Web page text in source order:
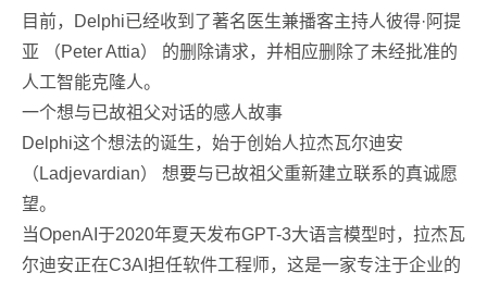
目前，Delphi已经收到了著名医生兼播客主持人彼得·阿提
亚 （Peter Attia） 的删除请求，并相应删除了未经批准的
人工智能克隆人。
一个想与已故祖父对话的感人故事
Delphi这个想法的诞生，始于创始人拉杰瓦尔迪安
（Ladjevardian） 想要与已故祖父重新建立联系的真诚愿
望。
当OpenAI于2020年夏天发布GPT-3大语言模型时，拉杰瓦
尔迪安正在C3AI担任软件工程师，这是一家专注于企业的